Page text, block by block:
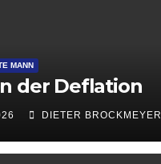
MANN
der Deflation
DIETER BROCKMEYER